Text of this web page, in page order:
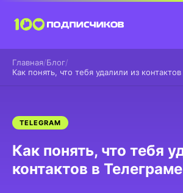
Главная Блог
Как понять, что тебя удалили из
TELEGRAM
Как понять, что тебя
контактов в Телеграме